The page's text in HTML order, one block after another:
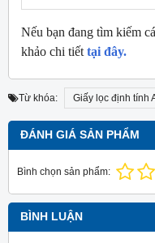
Nếu bạn đang tìm kiếm
khảo chi tiết tại đây.
Từ khóa: Giấy lọc định tính
ĐÁNH GIÁ SẢN PHẨM
Bình chọn sản phẩm:
BÌNH LUẬN